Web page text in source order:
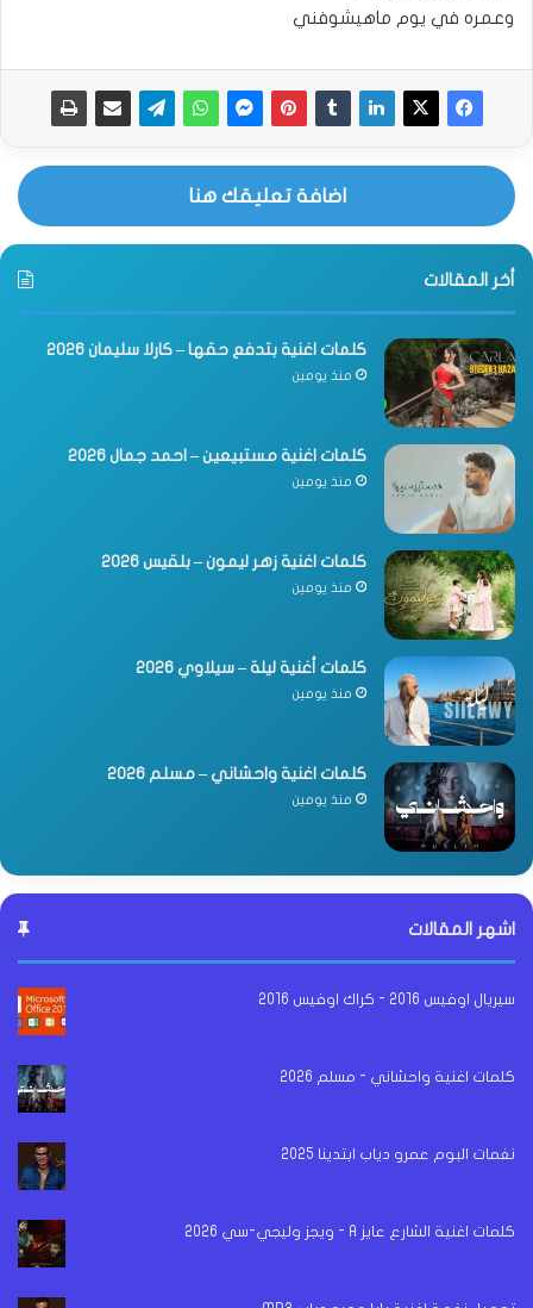
وعمره في يوم ماهيشوفني
اضافة تعليقك هنا
أخر المقالات
كلمات اغنية بتدفع حقها – كارلا سليمان 2026
منذ يومين
كلمات اغنية مستبيعين – احمد جمال 2026
منذ يومين
كلمات اغنية زهر ليمون – بلقيس 2026
منذ يومين
كلمات أغنية ليلة – سيلاوي 2026
منذ يومين
كلمات اغنية واحشاني – مسلم 2026
منذ يومين
اشهر المقالات
سيريال اوفيس 2016 - كراك اوفيس 2016
كلمات اغنية واحشاني - مسلم 2026
نغمات البوم عمرو دياب ابتدينا 2025
كلمات اغنية الشارع عايز A - ويجز وليجي-سي 2026